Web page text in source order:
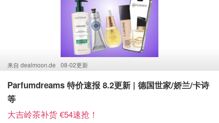
来自 dealmoon.de 08-02更新
Parfumdreams 特价速报 8.2更新 | 德国世家/娇兰/卡诗
等
大吉岭茶补货 €54速抢！